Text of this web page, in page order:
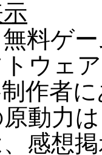
料ゲ
ウェ
作者
動力
感想